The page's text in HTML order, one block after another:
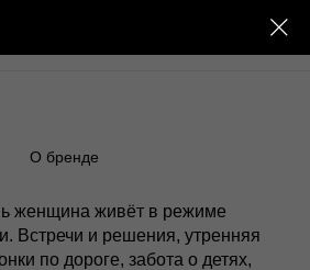
О бренде
женщина живёт в режиме
Встречи и решения, утренняя
по дороге, забота о детях,